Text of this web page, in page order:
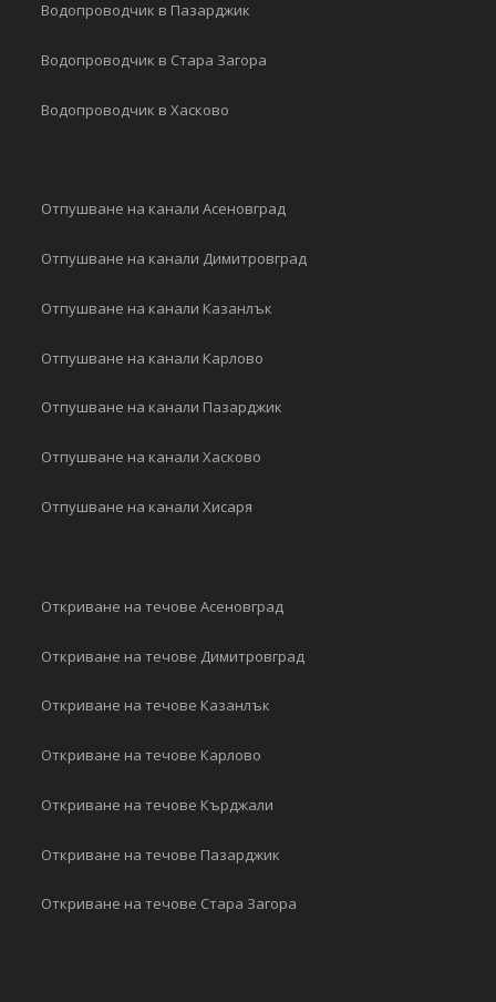
Водопроводчик в Пазарджик
Водопроводчик в Стара Загора
Водопроводчик в Хасково
Отпушване на канали Асеновград
Отпушване на канали Димитровград
Отпушване на канали Казанлък
Отпушване на канали Карлово
Отпушване на канали Пазарджик
Отпушване на канали Хасково
Отпушване на канали Хисаря
Откриване на течове Асеновград
Откриване на течове Димитровград
Откриване на течове Казанлък
Откриване на течове Карлово
Откриване на течове Кърджали
Откриване на течове Пазарджик
Откриване на течове Стара Загора